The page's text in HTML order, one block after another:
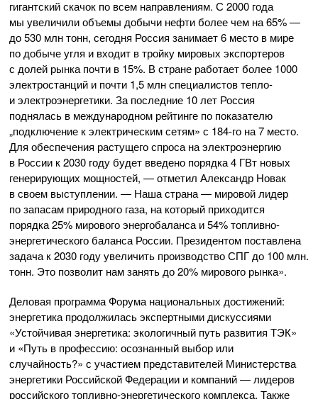
гигантский скачок по всем направлениям. С 2000 года
мы увеличили объемы добычи нефти более чем на 65% —
до 530 млн тонн, сегодня Россия занимает 6 место в мире
по добыче угля и входит в тройку мировых экспортеров
с долей рынка почти в 15%. В стране работает более 1000
электростанций и почти 1,5 млн специалистов тепло-
и электроэнергетики. За последние 10 лет Россия
поднялась в международном рейтинге по показателю
„подключение к электрическим сетям» с 184-го на 7 место.
Для обеспечения растущего спроса на электроэнергию
в России к 2030 году будет введено порядка 4 ГВт новых
генерирующих мощностей, — отметил Александр Новак
в своем выступлении. — Наша страна — мировой лидер
по запасам природного газа, на который приходится
порядка 25% мирового энергобаланса и 54% топливно-
энергетического баланса России. Президентом поставлена
задача к 2030 году увеличить производство СПГ до 100 млн.
тонн. Это позволит нам занять до 20% мирового рынка».
Деловая программа Форума национальных достижений:
энергетика продолжилась экспертными дискуссиями
«Устойчивая энергетика: экологичный путь развития ТЭК»
и «Путь в профессию: осознанный выбор или
случайность?» с участием представителей Министерства
энергетики Российской Федерации и компаний — лидеров
российского топливно-энергетического комплекса. Также